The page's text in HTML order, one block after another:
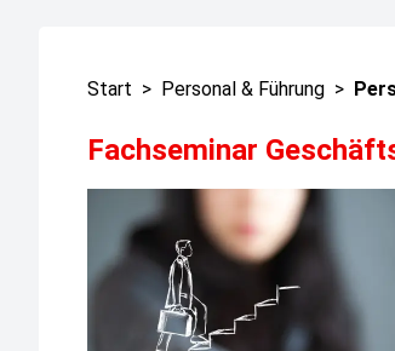
Start > Personal & Führung >
Fachseminar